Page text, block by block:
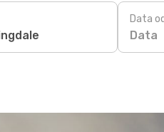
Data
Data